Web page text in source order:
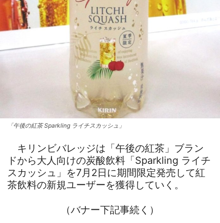
「午後の紅茶 Sparkling ライチスカッシュ」
キリンビバレッジは「午後の紅茶」ブラン
ドから大人向けの炭酸飲料「Sparkling ライチ
スカッシュ」を7月2日に期間限定発売して紅
茶飲料の新規ユーザーを獲得していく。
（バナー下記事続く）